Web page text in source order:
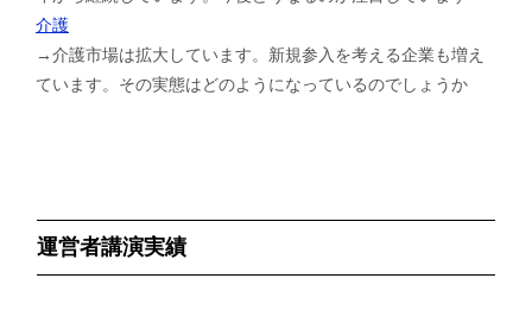
介護
→介護市場は拡大しています。新規参入を考える企業も増え
ています。その実態はどのようになっているのでしょうか
運営者講演実績